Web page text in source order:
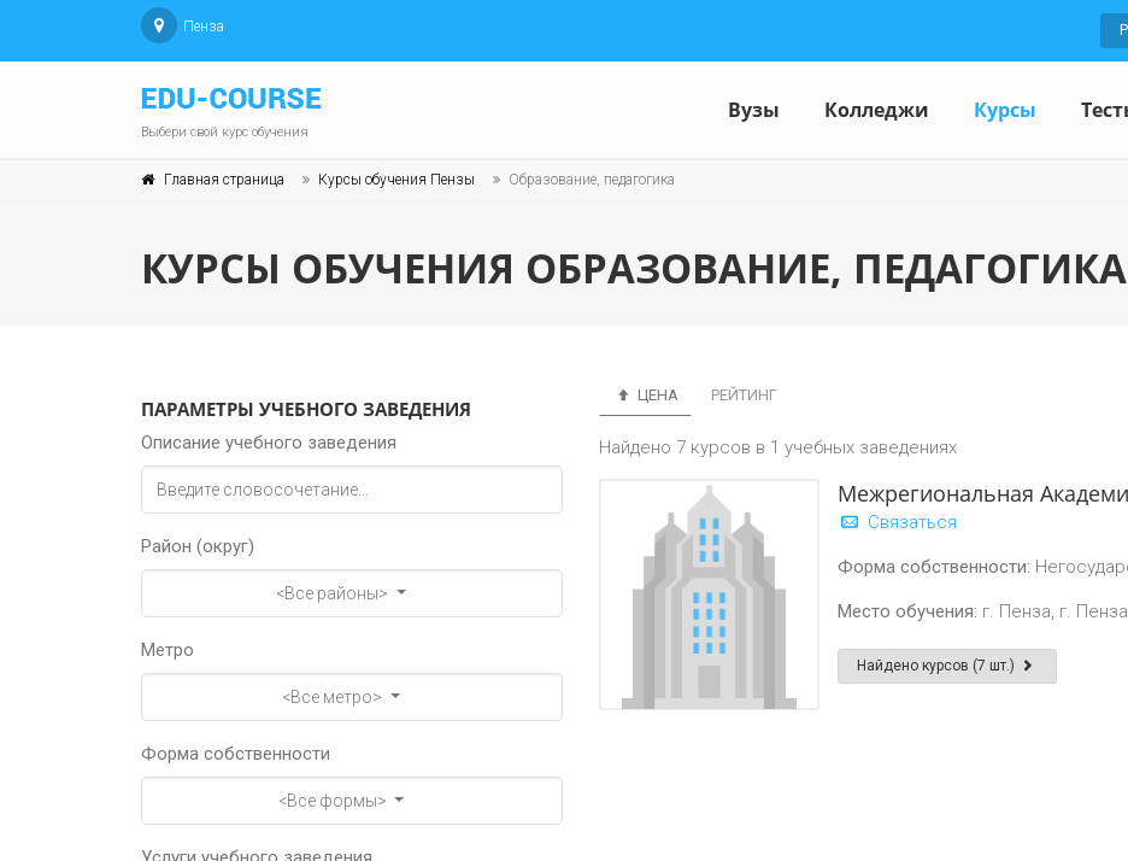
Пенза
Выбери свой курс обучения
Вузы Колледжи Курсы
Главная страница Курсы обучения Пензы Образование, педагогика
КУРСЫ ОБУЧЕНИЯ ОБРАЗОВАНИЕ,
ПАРАМЕТРЫ УЧЕБНОГО ЗАВЕДЕНИЯ
Описание учебного заведения
Район (округ)
<Все районы>
Метро
<Все метро>
Форма собственности
<Все формы>
ЦЕНА РЕЙТИНГ
Найдено 7 курсов в 1 учебных заведениях
Межрегиональная
Связаться
Форма собственности:
Место обучения: г. Пенза, г.
Найдено курсов (7 шт.)